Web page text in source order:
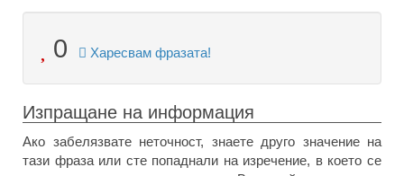
0 Харесвам фразата!
Изпращане на информация
Ако забелязвате неточност, знаете друго значение на
тази фраза или сте попаднали на изречение, в което се